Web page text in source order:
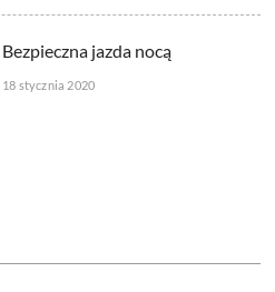
Bezpieczna jazda nocą
18 stycznia 2020